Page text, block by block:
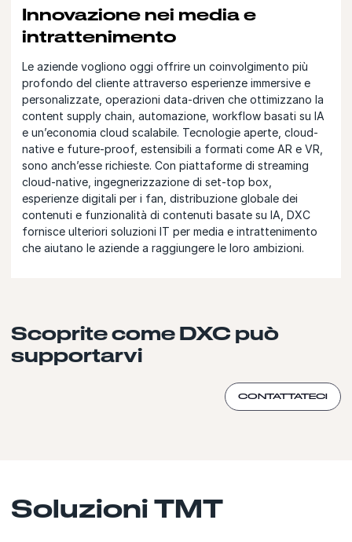
Innovazione nei media e
intrattenimento
Le aziende vogliono oggi offrire un coinvolgimento più
profondo del cliente attraverso esperienze immersive e
personalizzate, operazioni data-driven che ottimizzano la
content supply chain, automazione, workflow basati su IA
e un’economia cloud scalabile. Tecnologie aperte, cloud-
native e future-proof, estensibili a formati come AR e VR,
sono anch’esse richieste. Con piattaforme di streaming
cloud-native, ingegnerizzazione di set-top box,
esperienze digitali per i fan, distribuzione globale dei
contenuti e funzionalità di contenuti basate su IA, DXC
fornisce ulteriori soluzioni IT per media e intrattenimento
che aiutano le aziende a raggiungere le loro ambizioni.
Scoprite come DXC può
supportarvi
CONTATTATECI
Soluzioni TMT